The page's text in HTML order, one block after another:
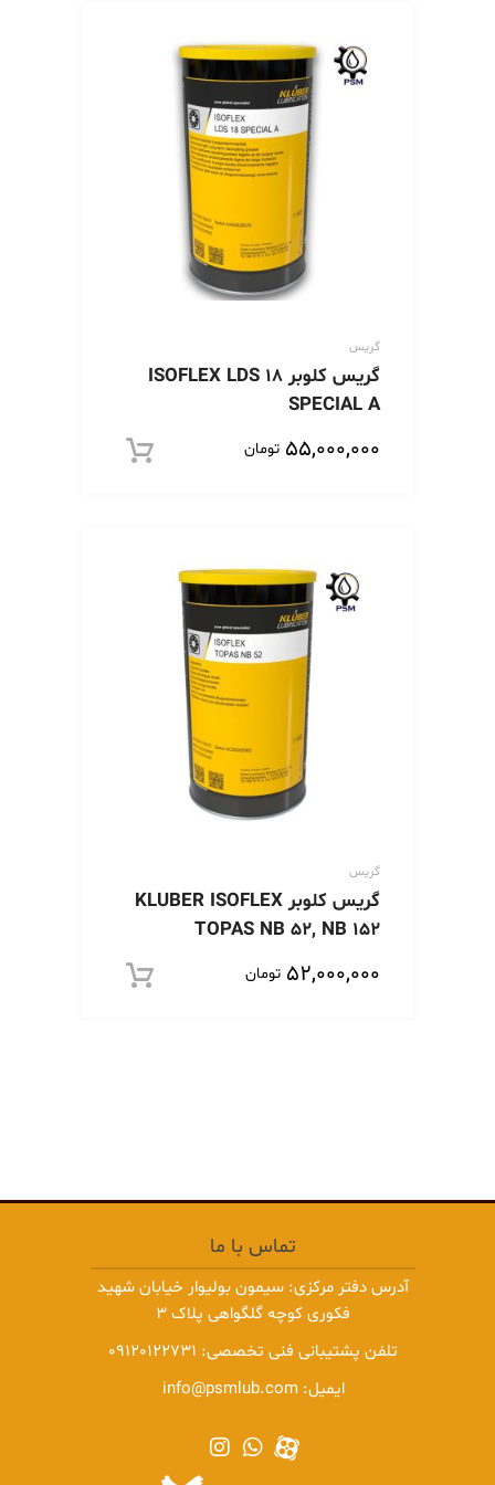
گریس
گریس کلوبر ISOFLEX LDS 18
SPECIAL A
۵۵,۰۰۰,۰۰۰ تومان
گریس
گریس کلوبر KLUBER ISOFLEX
TOPAS NB 52, NB 152
۵۲,۰۰۰,۰۰۰ تومان
تماس با ما
آدرس دفتر مرکزی: سیمون بولیوار خیابان شهید
فکوری کوچه گلگواهی پلاک 3
تلفن پشتیبانی فنی تخصصی: 09120122731
ایمیل:info@psmlub.com